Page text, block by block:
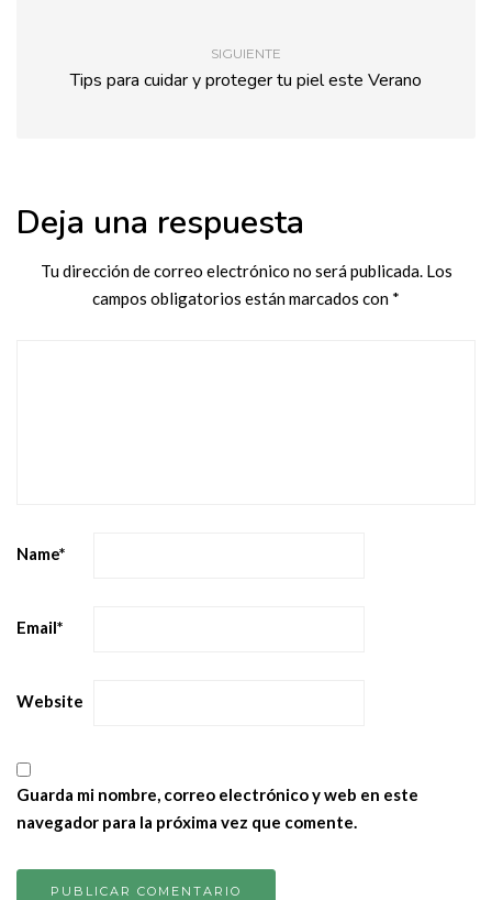
SIGUIENTE
Tips para cuidar y proteger tu piel este Verano
Deja una respuesta
Tu dirección de correo electrónico no será publicada. Los
campos obligatorios están marcados con *
Name*
Email*
Website
Guarda mi nombre, correo electrónico y web en este
navegador para la próxima vez que comente.